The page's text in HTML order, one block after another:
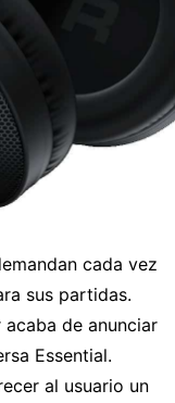
cada vez
sus partidas.
acaba de anunciar
Essential.
al usuario un